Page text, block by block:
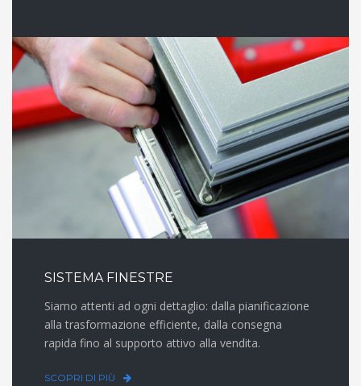
SISTEMA FINESTRE
Siamo attenti ad ogni dettaglio: dalla pianificazione
alla trasformazione efficiente, dalla consegna
rapida fino al supporto attivo alla vendita.
SCOPRI DI PIÙ